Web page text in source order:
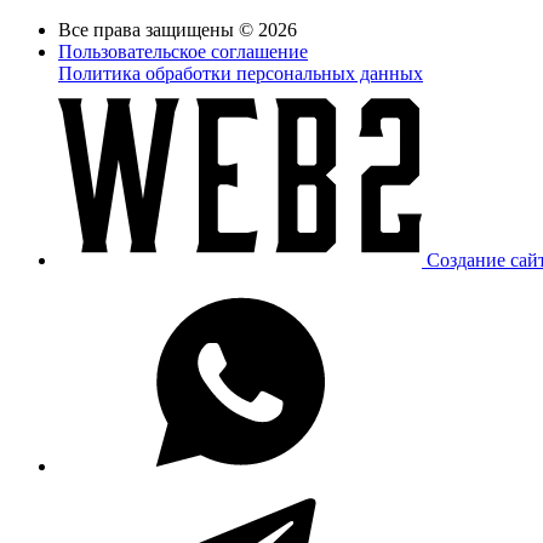
Все права защищены © 2026
Пользовательское соглашение
Политика обработки персональных данных
Создание